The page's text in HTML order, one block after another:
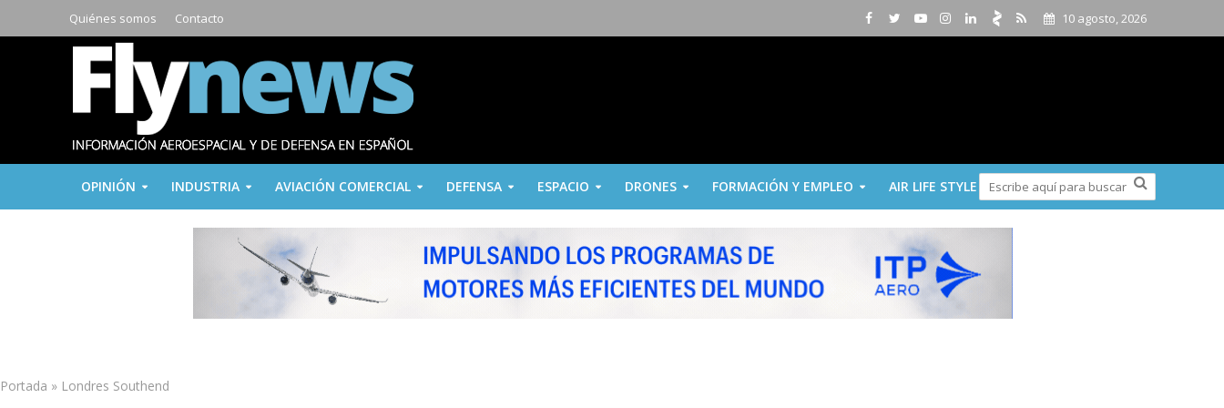
Quiénes somos Contacto 10 agosto, 2026
OPINIÓN INDUSTRIA AVIACIÓN COMERCIAL DEFENSA ESPACIO DRONES FORMACIÓN Y EMPLEO AIR LIFE STYLE
Portada » Londres Southend